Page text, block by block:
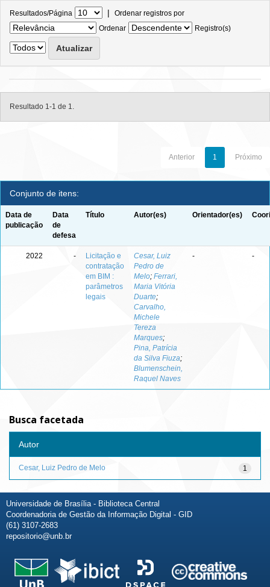
Resultados/Página | Ordenar registros por
Ordenar
Registro(s)
Resultado 1-1 de 1.
Anterior 1 Próximo
Conjunto de itens:
Data de
publicação
Data
de
defesa
Título Autor(es) Orientador(es)
2022 -
Licitação e
contratação
em BIM :
parâmetros
legais
Cesar, Luiz
Pedro de
Melo; Ferrari,
Maria Vitória
Duarte;
Carvalho,
Michele
Tereza
Marques;
Pina, Patrícia
da Silva Fiuza;
Blumenschein,
Raquel Naves
- -
Busca facetada
Autor
1
Cesar, Luiz Pedro de Melo
Universidade de Brasília - Biblioteca Central
Coordenadoria de Gestão da Informação Digital - GID
(61) 3107-2683
repositorio@unb.br